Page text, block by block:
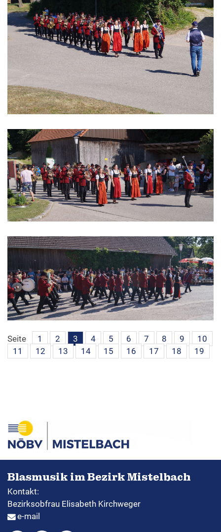
Seite 1 2 3 4 5 6 7 8 9
10
11
12 13 14 15 16 17 18 19
Blasmusik im Bezirk Mistelbach
Kontakt:
Bezirksobfrau Elisabeth Kirchweger
e-mail